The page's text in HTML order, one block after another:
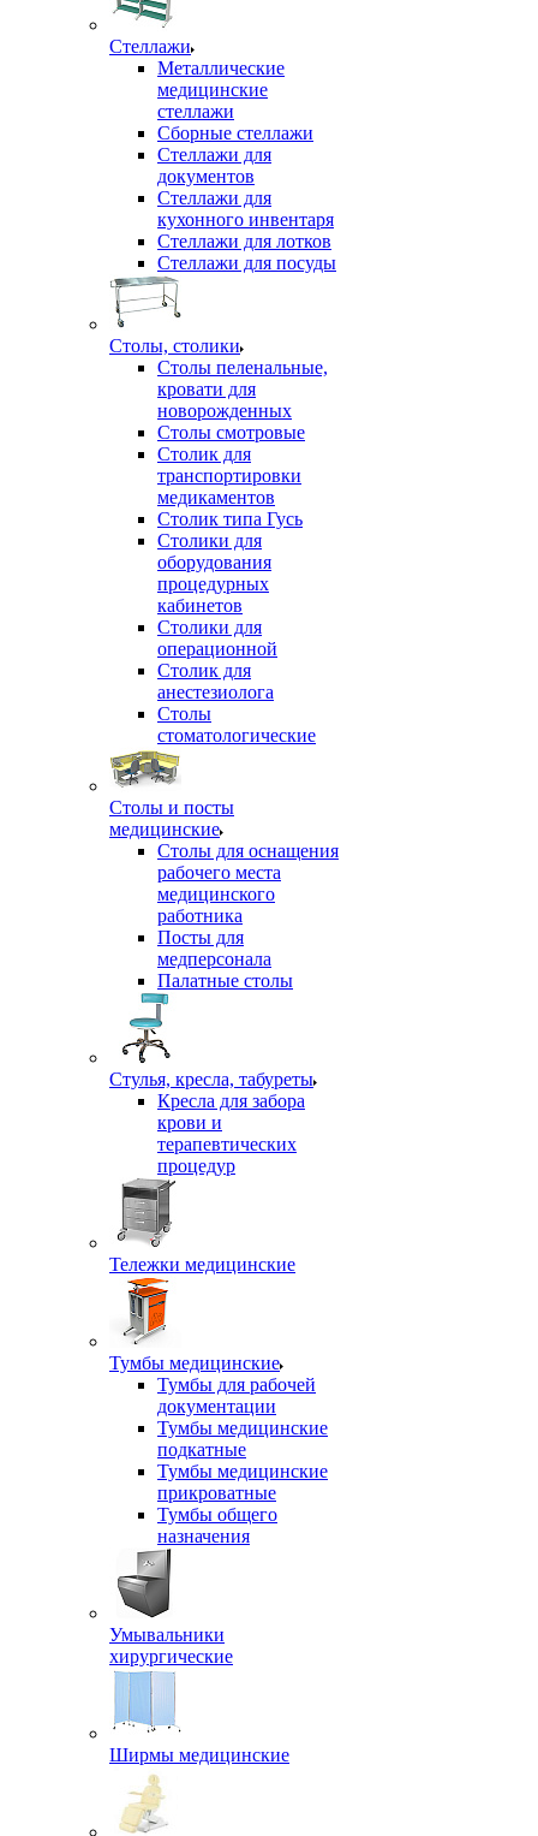
Стеллажи
Металлические
медицинские
стеллажи
Сборные стеллажи
Стеллажи для
документов
Стеллажи для
кухонного инвентаря
Стеллажи для лотков
Стеллажи для посуды
Столы, столики
Столы пеленальные,
кровати для
новорожденных
Столы смотровые
Столик для
транспортировки
медикаментов
Столик типа Гусь
Столики для
оборудования
процедурных
кабинетов
Столики для
операционной
Столик для
анестезиолога
Столы
стоматологические
Столы и посты
медицинские
Столы для оснащения
рабочего места
медицинского
работника
Посты для
медперсонала
Палатные столы
Стулья, кресла, табуреты
Кресла для забора
крови и
терапевтических
процедур
Тележки медицинские
Тумбы медицинские
Тумбы для рабочей
документации
Тумбы медицинские
подкатные
Тумбы медицинские
прикроватные
Тумбы общего
назначения
Умывальники
хирургические
Ширмы медицинские